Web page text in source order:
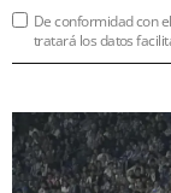
De conformidad con el
tratará los datos